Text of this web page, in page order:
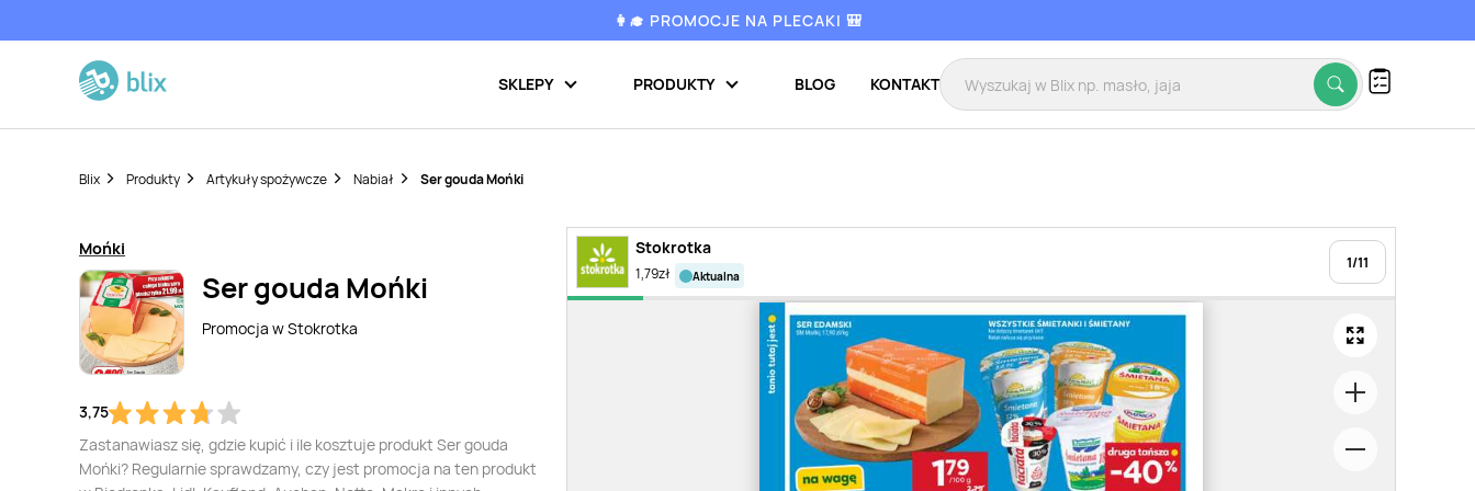
👩‍🎓 PROMOCJE NA PLECAKI 🎒
SKLEPY PRODUKTY BLOG KONTAKT
Blix Produkty Artykuły spożywcze Nabiał Ser gouda Mońki
Mońki
Ser gouda Mońki
Promocja wStokrotka
3,75
Zastanawiasz się, gdzie kupić i ile kosztuje produkt Ser gouda
Mońki? Regularnie sprawdzamy, czy jest promocja na ten produkt
Stokrotka
1,79zł aktualna
1/11